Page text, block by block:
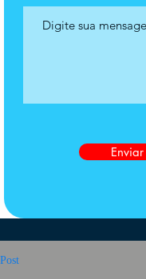
Enviar
Post